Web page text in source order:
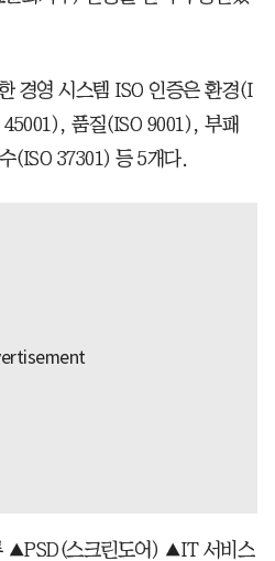
경영 시스템 ISO 인증은 환경(I
품질(ISO 9001), 부패
(ISO 37301) 등 5개다.
▲PSD(스크린도어) ▲IT 서비스